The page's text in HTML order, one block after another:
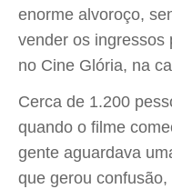
enorme alvoroço,
vender os ingressos
no Cine Glória, na
Cerca de 1.200
quando o filme
gente aguardava
que gerou